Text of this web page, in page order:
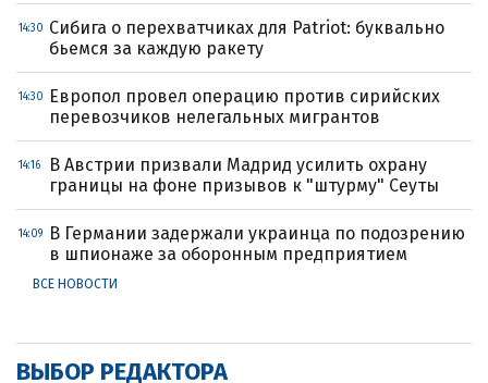
14:30 Сибига о перехватчиках для Patriot: буквально
бьемся за каждую ракету
14:30
Европол провел операцию против сирийских
перевозчиков нелегальных мигрантов
14:16
В Австрии призвали Мадрид усилить охрану
границы на фоне призывов к "штурму" Сеуты
14:09
В Германии задержали украинца по подозрению
в шпионаже за оборонным предприятием
ВСЕ НОВОСТИ
ВЫБОР РЕДАКТОРА